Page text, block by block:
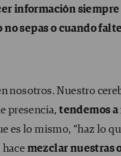
información siempre
sepas o cuando
nosotros. Nuestro
presencia,tendemos a
es lo mismo, “haz lo
hace mezclar nuestras